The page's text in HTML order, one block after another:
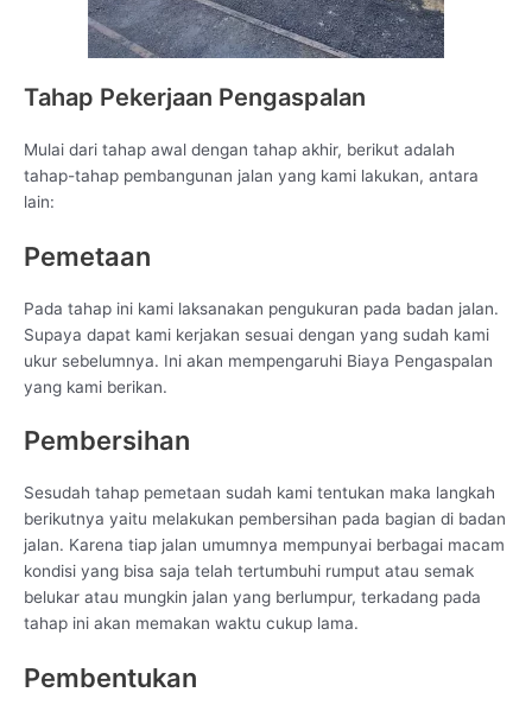
Tahap Pekerjaan Pengaspalan
Mulai dari tahap awal dengan tahap akhir, berikut adalah
tahap-tahap pembangunan jalan yang kami lakukan, antara
lain:
Pemetaan
Pada tahap ini kami laksanakan pengukuran pada badan jalan.
Supaya dapat kami kerjakan sesuai dengan yang sudah kami
ukur sebelumnya. Ini akan mempengaruhi Biaya Pengaspalan
yang kami berikan.
Pembersihan
Sesudah tahap pemetaan sudah kami tentukan maka langkah
berikutnya yaitu melakukan pembersihan pada bagian di badan
jalan. Karena tiap jalan umumnya mempunyai berbagai macam
kondisi yang bisa saja telah tertumbuhi rumput atau semak
belukar atau mungkin jalan yang berlumpur, terkadang pada
tahap ini akan memakan waktu cukup lama.
Pembentukan